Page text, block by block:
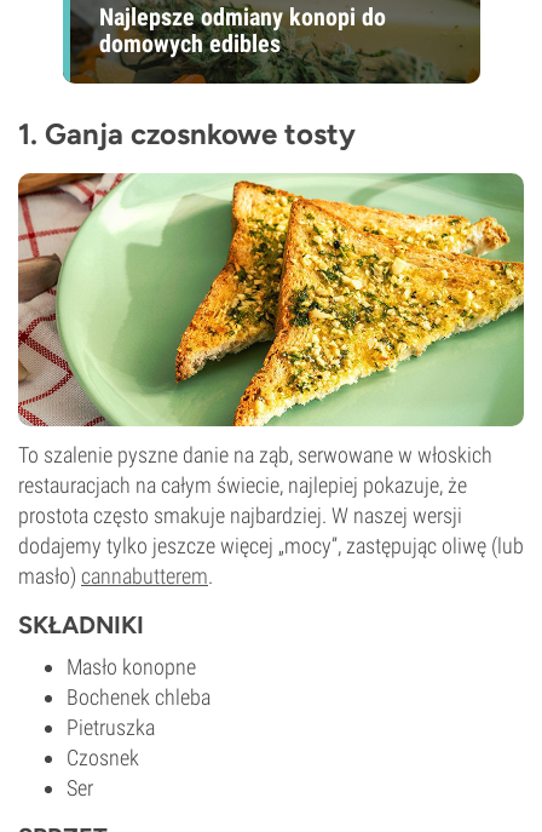
Najlepsze odmiany konopi do
domowych edibles
1. Ganja czosnkowe tosty
To szalenie pyszne danie na ząb, serwowane w włoskich
restauracjach na całym świecie, najlepiej pokazuje, że
prostota często smakuje najbardziej. W naszej wersji
dodajemy tylko jeszcze więcej „mocy”, zastępując oliwę (lub
masło) cannabutterem.
SKŁADNIKI
Masło konopne
Bochenek chleba
Pietruszka
Czosnek
Ser